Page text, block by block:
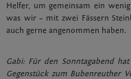
Helfer, um gemeinsam ein
was wir – mit zwei Fässern
auch gerne angenommen haben.
Gabi: Für den Sonntagabend
Gegenstück zum Bubenreuther